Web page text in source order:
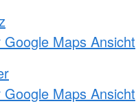
Google Maps Ansicht
Google Maps Ansicht